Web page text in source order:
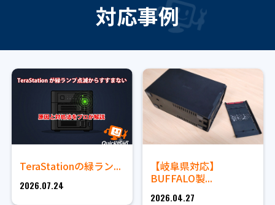
対応事例
TeraStationの緑ラン...
2026.07.24
【岐阜県対応】
BUFFALO製...
2026.04.27